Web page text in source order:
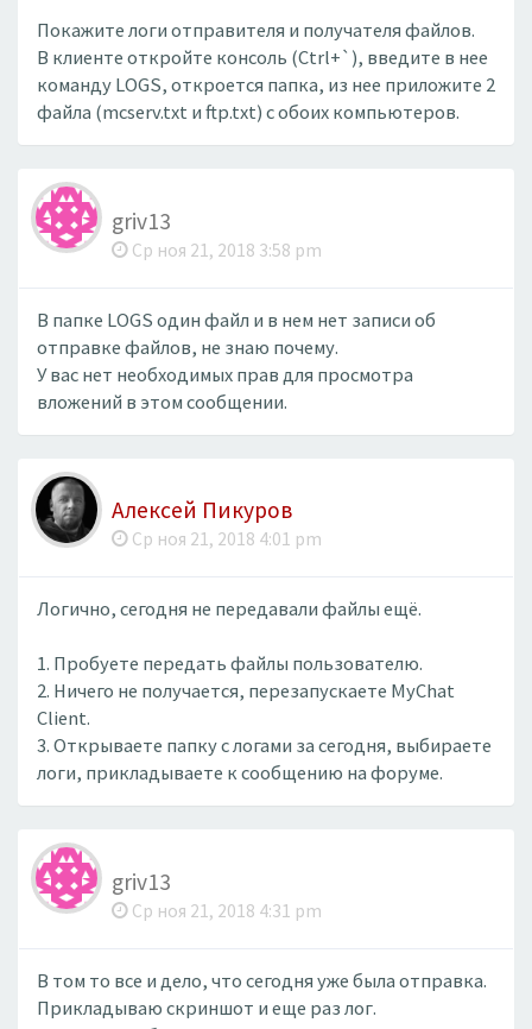
Покажите логи отправителя и получателя файлов.
В клиенте откройте консоль (Ctrl+`), введите в нее
команду LOGS, откроется папка, из нее приложите 2
файла (mcserv.txt и ftp.txt) с обоих компьютеров.
griv13
Ср ноя 21, 2018 3:58 pm
В папке LOGS один файл и в нем нет записи об
отправке файлов, не знаю почему.
У вас нет необходимых прав для просмотра
вложений в этом сообщении.
Алексей Пикуров
Ср ноя 21, 2018 4:01 pm
Логично, сегодня не передавали файлы ещё.
1. Пробуете передать файлы пользователю.
2. Ничего не получается, перезапускаете MyChat
Client.
3. Открываете папку с логами за сегодня, выбираете
логи, прикладываете к сообщению на форуме.
griv13
Ср ноя 21, 2018 4:31 pm
В том то все и дело, что сегодня уже была отправка.
Прикладываю скриншот и еще раз лог.